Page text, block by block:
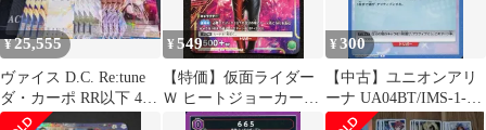
¥25,555
ヴァイス D.C. Re:tune
ダ・カーポ RR以下 4コ
ン
¥549
【特価】仮面ライダー
Ｗ ヒートジョーカー
(U){緑}〈KMR-2-052〉
¥300
【中古】ユニオンアリ
ーナ UA04BT/IMS-1-
066[C]：faaaar